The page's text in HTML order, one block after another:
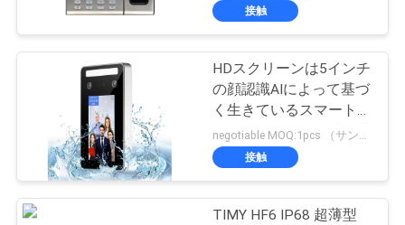
接触
HDスクリーンは5インチ
の顔認識AIによって基づ
く生きているスマートな
アクセス管理を機械で造
る
negotiable MOQ:1pcs （サンプル）
接触
TIMY HF6 IP68 超薄型